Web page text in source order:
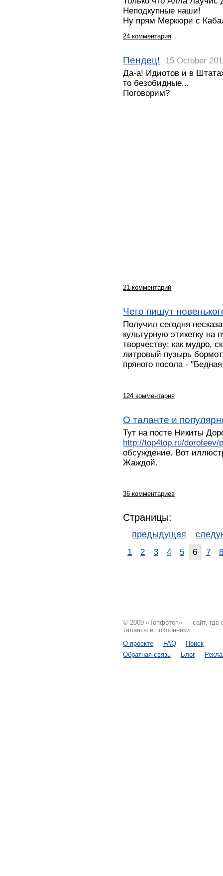
Неподкупные наши!
Ну прям Меркюри с
24 комментария
Пендец!
15 October
Да-а! Идиотов и в
то безобидные...
Поговорим?
21 комментарий
Чего пишут
Получил сегодня
культурную этикетку на
творчеству: как мудро,
литровый пузырь
пряного посола -
124 комментария
О таланте и
Тут на посте Никиты
http://top4top.ru/dorofeev/
обсуждение. Вот
Жаждой.
36 комментариев
Страницы:
предыдущая
1 2 3 4 5 6 7 8
© 2009 «Топфотоп» — сайт, где
таланты и поклонники.
О проекте
FAQ
Поиск
Обратная связь
Блог